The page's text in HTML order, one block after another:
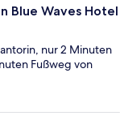
Blue Waves Hotel
nur 2 Minuten
Fußweg von